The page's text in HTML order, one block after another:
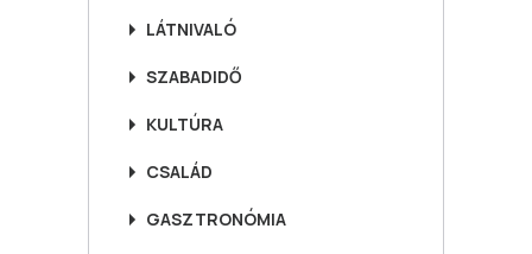
LÁTNIVALÓ
SZABADIDŐ
KULTÚRA
CSALÁD
GASZTRONÓMIA